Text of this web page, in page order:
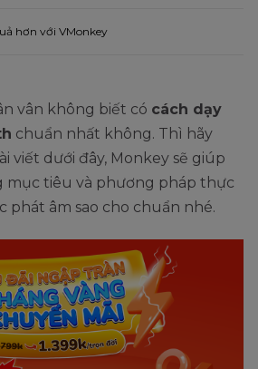
hơn với VMonkey
vân không biết có cách dạy
chuẩn nhất không. Thì hãy
viết dưới đây, Monkey sẽ giúp
mục tiêu và phương pháp thực
phát âm sao cho chuẩn nhé.